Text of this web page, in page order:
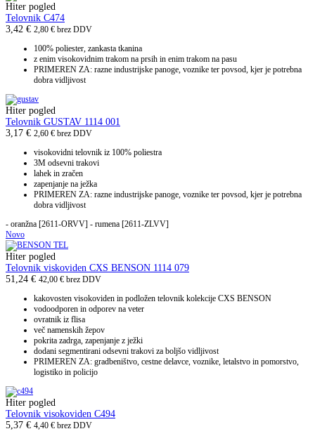
Hiter pogled
Telovnik C474
3,42 € 2,80 € brez DDV
100% poliester, zankasta tkanina
z enim visokovidnim trakom na prsih in enim trakom na pasu
PRIMEREN ZA: razne industrijske panoge, voznike ter povsod, kjer je potrebna
dobra vidljivost
Hiter pogled
Telovnik GUSTAV 1114 001
3,17 € 2,60 € brez DDV
visokovidni telovnik iz 100% poliestra
3M odsevni trakovi
lahek in zračen
zapenjanje na ježka
PRIMEREN ZA: razne industrijske panoge, voznike ter povsod, kjer je potrebna
dobra vidljivost
- oranžna [2611-ORVV] - rumena [2611-ZLVV]
Novo
Hiter pogled
Telovnik viskoviden CXS BENSON 1114 079
51,24 € 42,00 € brez DDV
kakovosten visokoviden in podložen telovnik kolekcije CXS BENSON
vodoodporen in odporev na veter
ovratnik iz flisa
več namenskih žepov
pokrita zadrga, zapenjanje z ježki
dodani segmentirani odsevni trakovi za boljšo vidljivost
PRIMEREN ZA: gradbeništvo, cestne delavce, voznike, letalstvo in pomorstvo,
logistiko in policijo
Hiter pogled
Telovnik visokoviden C494
5,37 € 4,40 € brez DDV